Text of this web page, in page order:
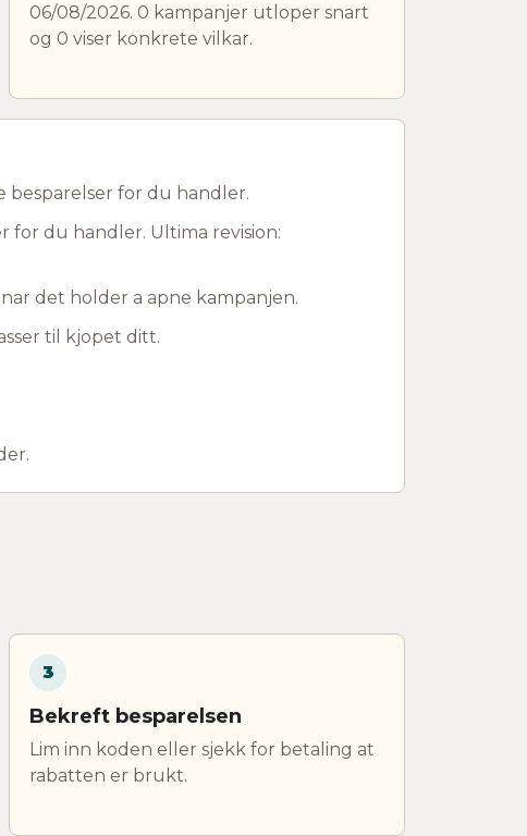
06/08/2026. 0 kampanjer utloper snart
og 0 viser konkrete vilkar.
besparelser for du handler.
for du handler. Ultima revision:
det holder a apne kampanjen.
til kjopet ditt.
3
Bekreft besparelsen
Lim inn koden eller sjekk for betaling at
rabatten er brukt.